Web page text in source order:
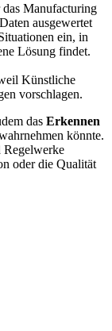
Manufacturing
ausgewertet
ein, in
Lösung findet.
Künstliche
vorschlagen.
das Erkennen
könnte.
Regelwerke
oder die Qualität